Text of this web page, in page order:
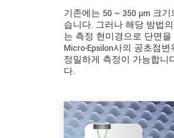
기존에는 50 ~ 350 µm 크
습니다. 그러나 해당 방법
는 측정 현미경으로 단면
Micro-Epsilon사의 공초점
정밀하게 측정이 가능합니
다.